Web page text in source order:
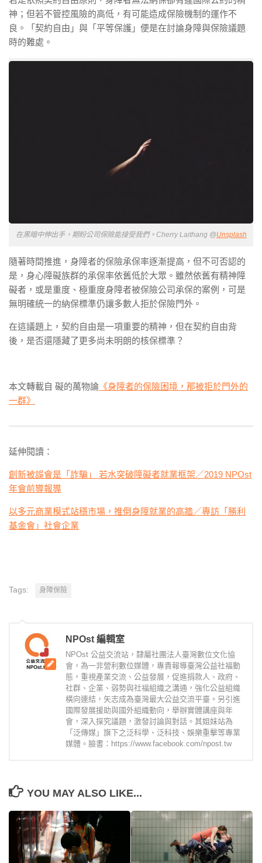
神；但若不管控風險的高低，有可能造成保險機制的運作不
良。「契約自由」與「平等保護」便是在討論身障與保險議題
時的難處。
在黑暗中伸出手，期盼公司保險能接受我們。Cherry Laithang @Unsplash
隨著時間推進，身障者的保險承保率逐漸提高，但不可否認的
是，身心障礙族群的承保率依舊低於大眾。雖然依舊有精神障
礙者，或是重度、極重度身障者被保險公司承保的案例，可是
無明確統一的納保標準仍讓多數人拒於保險門外。
在這議題上，契約自由是一項重要的精神，但在契約自由背
後，是否還隱藏了更多尚未明朗的核保標準？
本文轉載自 礙的萬物論 《身障者的保險困境，那被拒於門外的
一群》
延伸閱讀：
創新被誤會是「詐騙」 若水突破障礙者就業框架／2019 NPOst
年會前導報導
以多元商業模式站穩市場，推倒身障就業的高牆／專訪「勝利
基金會」社會企業
Tags: 身障保險
NPOst 編輯室
NPOst 公益交流站，隸屬社團法人臺灣數位文化協
會，為一非營利數位媒體，專責報導臺灣公益社福動
態，重視產業交流、公益發展，促進捐款人、政府、
社群、企業、弱勢與社福組織之溝通，強化公益組織
橫向連結，矢志成為臺灣最大公益交流平臺。另引進
國際發展援助與國外組織動向，舉辦實體講座與年
會，深入探究議題，激發討論與對話。其姐妹站為
「泛傳媒」旗下之泛科學、泛科技、娛樂重擊等專業
媒體。臉書：https://www.facebook.com/npost.tw
YOU MAY ALSO LIKE...